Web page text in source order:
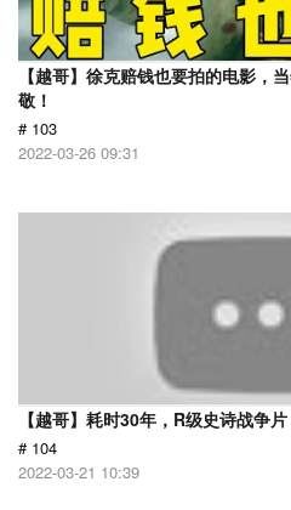
【越哥】徐克赔钱也要拍的电影，
敬！
# 103
2022-03-26 09:31
【越哥】耗时30年，R级史诗战争
# 104
2022-03-21 10:39